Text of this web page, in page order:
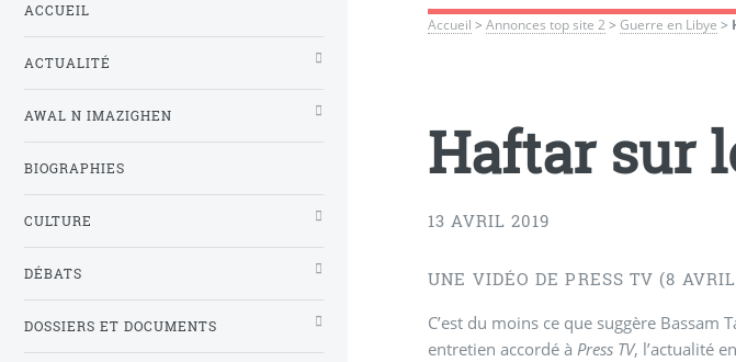
Accueil >Annonces top site 2 > Guerre en Libye >
Haftar sur
13 AVRIL 2019
UNE VIDÉO DE PRESS TV (8
C’est du moins ce que suggère
entretien accordé à Press TV, l’actualité
ACCUEIL
ACTUALITÉ
AWAL N IMAZIGHEN
BIOGRAPHIES
CULTURE
DÉBATS
DOSSIERS ET DOCUMENTS